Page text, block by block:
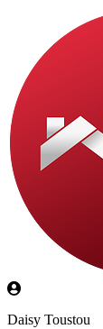
Daisy Toustou